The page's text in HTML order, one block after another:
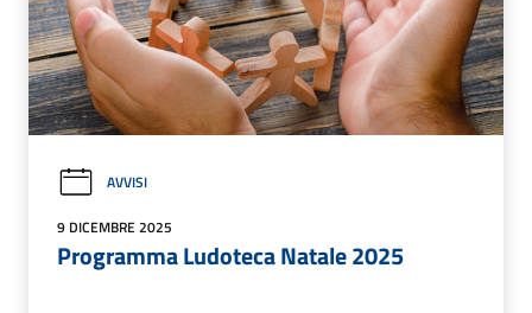
AVVISI
9 DICEMBRE 2025
Programma Ludoteca Natale 2025